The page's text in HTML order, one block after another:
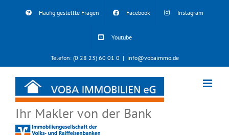
Häufig gestellte Fragen Facebook Instagram
Youtube
Telefon: (0 28 23) 60 01 0 | info@vobaimmo.de
Ihr Makler von der Bank